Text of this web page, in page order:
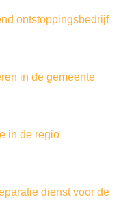
ontstoppingsbedrijf
in de gemeente
in de regio
dienst voor de